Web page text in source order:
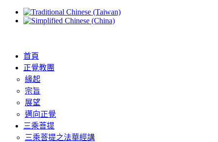
首頁
正覺教團
緣起
宗旨
展望
邁向正覺
三乘菩提
三乘菩提之法華經講